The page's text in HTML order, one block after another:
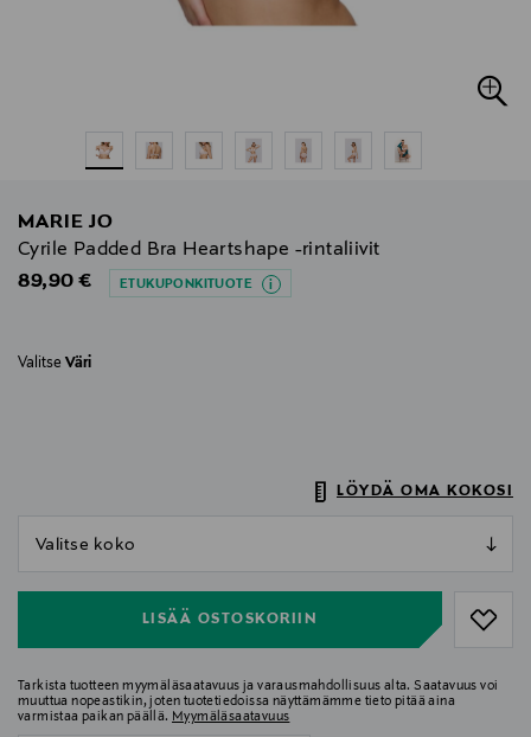
MARIE JO
Cyrile Padded Bra Heartshape -rintaliivit
Original Price
89,90 € ETUKUPONKITUOTE
Valitse Väri
LÖYDÄ OMA KOKOSI
LISÄÄ OSTOSKORIIN
Tarkista tuotteen myymäläsaatavuus ja varausmahdollisuus alta. Saatavuus voi
muuttua nopeastikin, joten tuotetiedoissa näyttämämme tieto pitää aina
varmistaa paikan päällä. Myymäläsaatavuus